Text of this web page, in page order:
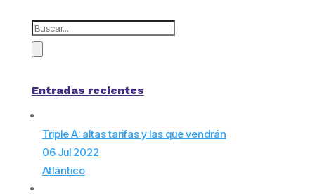
Entradas recientes
Triple A: altas tarifas y las que vendrán
06 Jul 2022
Atlántico